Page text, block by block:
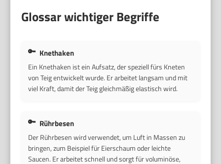
Glossar wichtiger Begriffe
Knethaken
Ein Knethaken ist ein Aufsatz, der speziell fürs Kneten
von Teig entwickelt wurde. Er arbeitet langsam und mit
viel Kraft, damit der Teig gleichmäßig elastisch wird.
Rührbesen
Der Rührbesen wird verwendet, um Luft in Massen zu
bringen, zum Beispiel für Eierschaum oder leichte
Saucen. Er arbeitet schnell und sorgt für voluminöse,